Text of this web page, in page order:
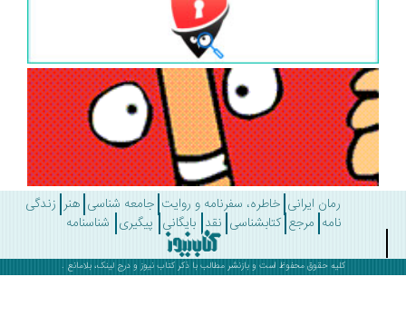
رمان ایرانی خاطره، سفرنامه و روایت جامعه شناسی هنر زندگی
مرجع کتابشناسی نقد بایگانی پیگیری شناسنامه
کلیه حقوق محفوظ است و بازنشر مطالب با ذکرکتاب نیوز و درج لینک، بلامانع .